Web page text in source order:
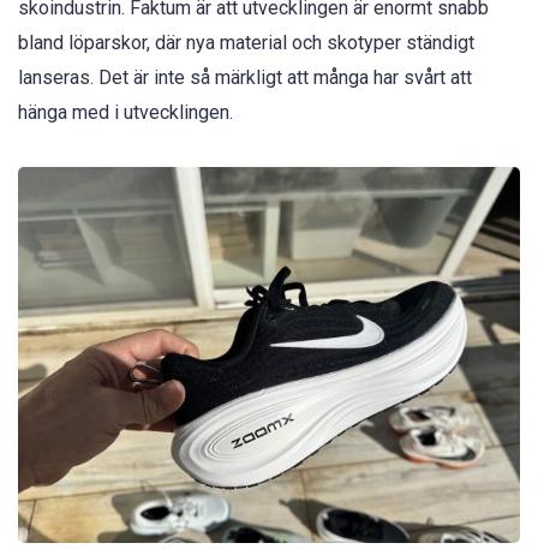
skoindustrin. Faktum är att utvecklingen är enormt snabb
bland löparskor, där nya material och skotyper ständigt
lanseras. Det är inte så märkligt att många har svårt att
hänga med i utvecklingen.